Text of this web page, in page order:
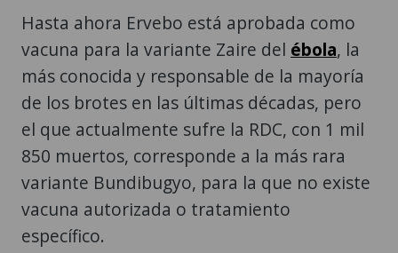
Hasta ahora Ervebo está aprobada como
vacuna para la variante Zaire del ébola, la
más conocida y responsable de la mayoría
de los brotes en las últimas décadas, pero
el que actualmente sufre la RDC, con 1 mil
850 muertos, corresponde a la más rara
variante Bundibugyo, para la que no existe
vacuna autorizada o tratamiento
específico.